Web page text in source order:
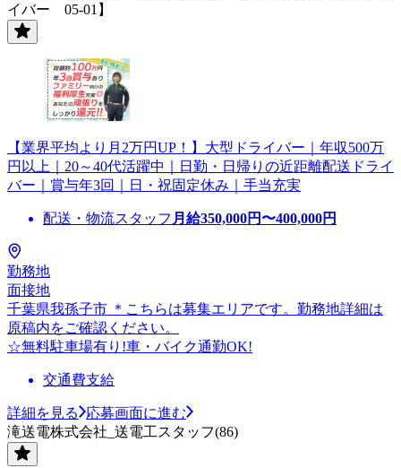
イバー 05-01】
【業界平均より月2万円UP！】大型ドライバー｜年収500万
円以上｜20～40代活躍中｜日勤・日帰りの近距離配送ドライ
バー｜賞与年3回｜日・祝固定休み｜手当充実
配送・物流スタッフ 月給350,000円〜400,000円
勤務地
面接地
千葉県我孫子市 ＊こちらは募集エリアです。勤務地詳細は
原稿内をご確認ください。
☆無料駐車場有り!車・バイク通勤OK!
交通費支給
詳細を見る
応募画面に進む
滝送電株式会社_送電工スタッフ(86)